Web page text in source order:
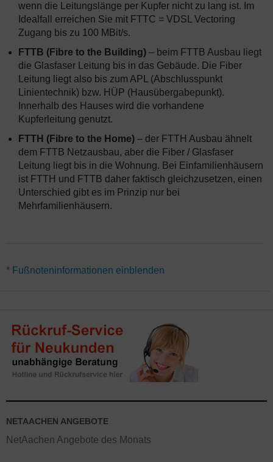
wenn die Leitungslänge per Kupfer nicht zu lang ist. Im
Idealfall erreichen Sie mit FTTC = VDSL Vectoring
Zugang bis zu 100 MBit/s.
FTTB (Fibre to the Building) – beim FTTB Ausbau liegt
die Glasfaser Leitung bis in das Gebäude. Die Fiber
Leitung liegt also bis zum APL (Abschlusspunkt
Linientechnik) bzw. HÜP (Hausübergabepunkt).
Innerhalb des Hauses wird die vorhandene
Kupferleitung genutzt.
FTTH (Fibre to the Home) – der FTTH Ausbau ähnelt
dem FTTB Netzausbau, aber die Fiber / Glasfaser
Leitung liegt bis in die Wohnung. Bei Einfamilienhäusern
ist FTTH und FTTB daher faktisch gleichzusetzen, einen
Unterschied gibt es im Prinzip nur bei
Mehrfamilienhäusern.
*Für alle NetAachen Fiber Angebote mit Guthaben / Rabatt gilt
gelten abweichende Deals.Aktionen gelten meist nur für
Neukunden. Online-Preisvorteile gelten teilweise nicht in lokalen
Geschäften.
* Fußnoteninformationen einblenden
NETAACHEN ANGEBOTE
NetAachen Angebote des Monats